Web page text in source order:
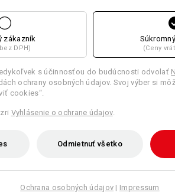
Porovnať všetky podrobnosti
zákazník
DPH) (Ceny
s účinnosťou do budúcnosti odvolať
ochrany osobných údajov. Svoj výber si
cookies“.
Vyhlásenie o ochrane údajov.
Odmietnuť všetko
Ochrana osobných údajov | Impressum